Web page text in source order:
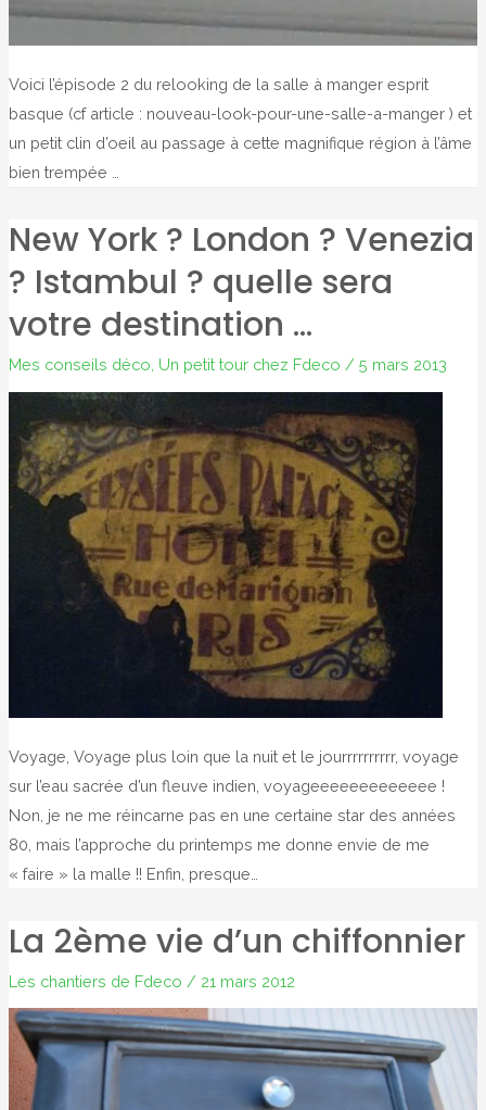
Voici l’épisode 2 du relooking de la salle à manger esprit
basque (cf article : nouveau-look-pour-une-salle-a-manger ) et
un petit clin d’oeil au passage à cette magnifique région à l’âme
bien trempée …
New York ? London ? Venezia
? Istambul ? quelle sera
votre destination …
Mes conseils déco Un petit tour chez Fdeco / 5 mars 2013
Voyage, Voyage plus loin que la nuit et le jourrrrrrrrrr, voyage
sur l’eau sacrée d’un fleuve indien, voyageeeeeeeeeeeee !
Non, je ne me réincarne pas en une certaine star des années
80, mais l’approche du printemps me donne envie de me
« faire » la malle !! Enfin, presque…
La 2ème vie d’un chiffonnier
Les chantiers de Fdeco / 21 mars 2012